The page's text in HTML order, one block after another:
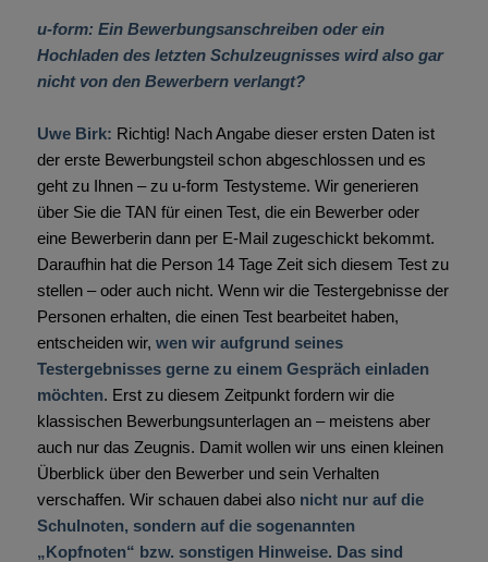
u-form: Ein Bewerbungsanschreiben oder ein
Hochladen des letzten Schulzeugnisses wird also gar
nicht von den Bewerbern verlangt?
Uwe Birk: Richtig! Nach Angabe dieser ersten Daten ist
der erste Bewerbungsteil schon abgeschlossen und es
geht zu Ihnen – zu u-form Testysteme. Wir generieren
über Sie die TAN für einen Test, die ein Bewerber oder
eine Bewerberin dann per E-Mail zugeschickt bekommt.
Daraufhin hat die Person 14 Tage Zeit sich diesem Test zu
stellen – oder auch nicht. Wenn wir die Testergebnisse der
Personen erhalten, die einen Test bearbeitet haben,
entscheiden wir, wen wir aufgrund seines
Testergebnisses gerne zu einem Gespräch einladen
möchten. Erst zu diesem Zeitpunkt fordern wir die
klassischen Bewerbungsunterlagen an – meistens aber
auch nur das Zeugnis. Damit wollen wir uns einen kleinen
Überblick über den Bewerber und sein Verhalten
verschaffen. Wir schauen dabei also nicht nur auf die
Schulnoten, sondern auf die sogenannten
„Kopfnoten“ bzw. sonstigen Hinweise. Das sind